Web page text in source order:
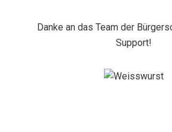
Danke an das Team der
Support!